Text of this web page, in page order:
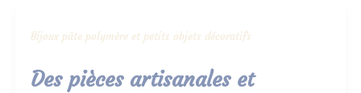
Bijoux pâte polymère et petits objets décoratifs
Des pièces artisanales et